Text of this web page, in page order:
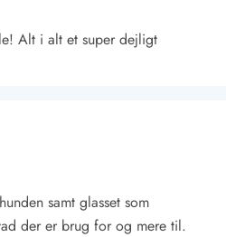
Alt i alt et super dejligt
samt glasset som
der er brug for og mere til.